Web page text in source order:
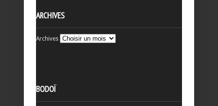
ARCHIVES
Archives
BODOÏ